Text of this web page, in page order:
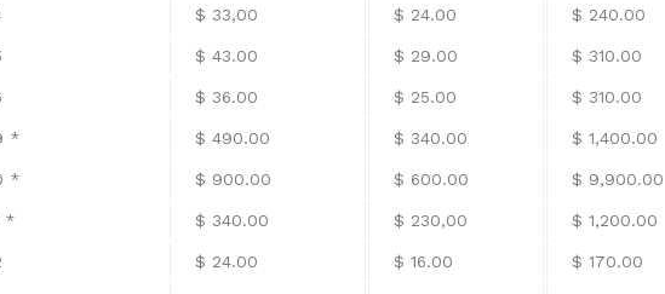
$ 33,00 $ 24.00 $ 240.00
$ 43.00 $ 29.00 $ 310.00
$ 36.00 $ 25.00 $ 310.00
* $ 490.00 $ 340.00 $ 1,400.00
* $ 900.00 $ 600.00 $ 9,900.00
* $ 340.00 $ 230,00 $ 1,200.00
$ 24.00 $ 16.00 $ 170.00